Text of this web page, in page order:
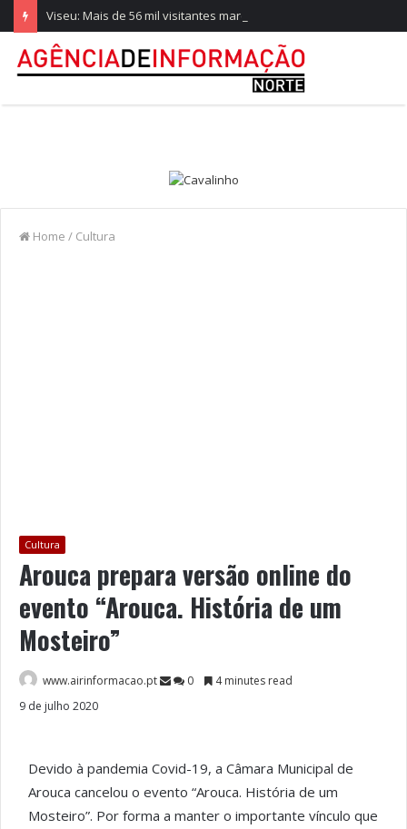
Home / Cultura
Cultura
Arouca prepara versão online do
evento “Arouca. História de um
Mosteiro”
www.airinformacao.pt 0
4 minutes read
9 de julho 2020
Devido à pandemia Covid-19, a Câmara Municipal de
Arouca cancelou o evento “Arouca. História de um
Mosteiro”. Por forma a manter o importante vínculo que